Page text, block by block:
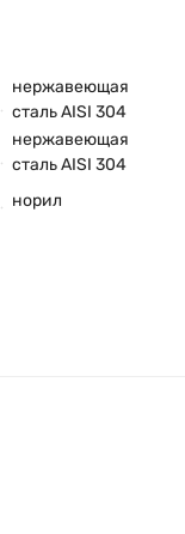
нержавеющая
сталь AISI 304
нержавеющая
сталь AISI 304
норил